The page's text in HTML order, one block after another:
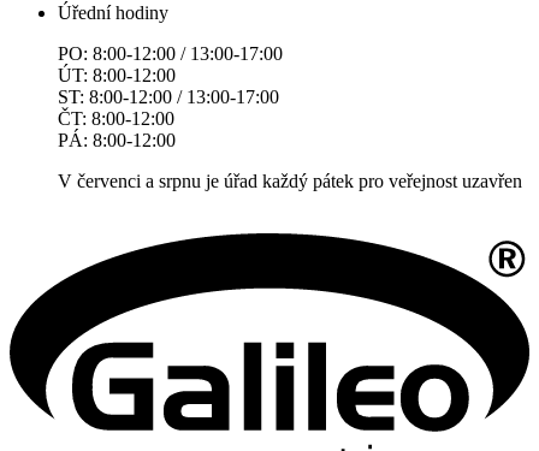
Úřední hodiny
PO: 8:00-12:00 / 13:00-17:00
ÚT: 8:00-12:00
ST: 8:00-12:00 / 13:00-17:00
ČT: 8:00-12:00
PÁ: 8:00-12:00
V červenci a srpnu je úřad každý pátek pro veřejnost uzavřen